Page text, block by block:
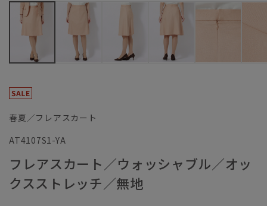
春夏／フレアスカート
AT4107S1-YA
フレアスカート／ウォッシャブル／オッ
クスストレッチ／無地